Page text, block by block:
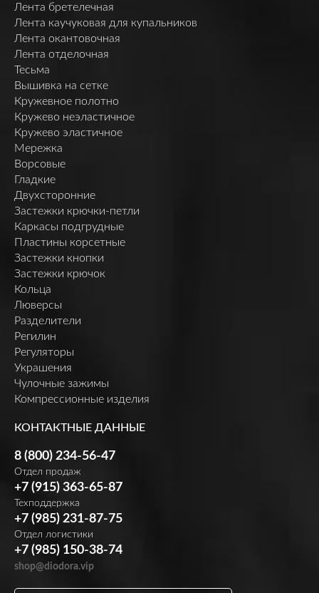
Лента бретелечная
Лента каучуковая для купальников
Лента окантовочная
Лента отделочная
Тесьма
Вышивка на сетке
Кружевное полотно
Кружево неэластичное
Кружево эластичное
Мережка
Ворсовые
Гладкие
Двухсторонние
Застежки крючки-петли
Каркасы подгрудные
Пластины корсетные
Застежки кнопки
Застежки крючок
Кольца
Люверсы
Разделители
Регилин
Регуляторы
Украшения
Чулочные зажимы
Компрессионные изделия
КОНТАКТНЫЕ ДАННЫЕ
8 (800) 234-56-47
Отдел продаж
+7 (915) 363-65-87
Техподдержка
+7 (985) 231-87-75
Отдел логистики
+7 (985) 150-38-74
shop@diodora.vip